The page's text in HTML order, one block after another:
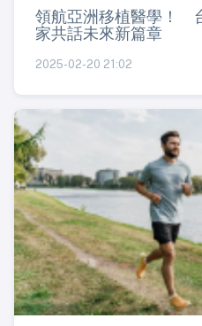
領航亞洲移植醫學！
家共話未來新篇章
2025-02-20 21:02